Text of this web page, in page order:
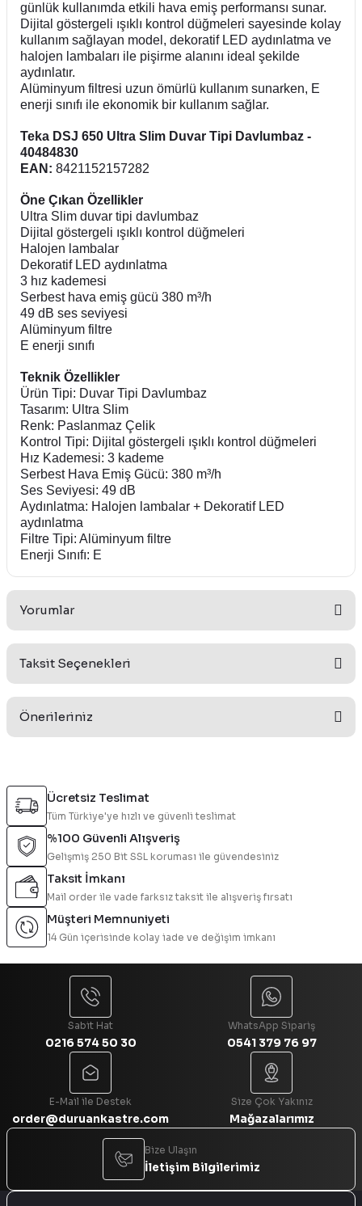
günlük kullanımda etkili hava emiş performansı sunar.
Dijital göstergeli ışıklı kontrol düğmeleri sayesinde kolay
kullanım sağlayan model, dekoratif LED aydınlatma ve
halojen lambaları ile pişirme alanını ideal şekilde
aydınlatır.
Alüminyum filtresi uzun ömürlü kullanım sunarken, E
enerji sınıfı ile ekonomik bir kullanım sağlar.
Teka DSJ 650 Ultra Slim Duvar Tipi Davlumbaz -
40484830
EAN: 8421152157282
Öne Çıkan Özellikler
Ultra Slim duvar tipi davlumbaz
Dijital göstergeli ışıklı kontrol düğmeleri
Halojen lambalar
Dekoratif LED aydınlatma
3 hız kademesi
Serbest hava emiş gücü 380 m³/h
49 dB ses seviyesi
Alüminyum filtre
E enerji sınıfı
Teknik Özellikler
Ürün Tipi: Duvar Tipi Davlumbaz
Tasarım: Ultra Slim
Renk: Paslanmaz Çelik
Kontrol Tipi: Dijital göstergeli ışıklı kontrol düğmeleri
Hız Kademesi: 3 kademe
Serbest Hava Emiş Gücü: 380 m³/h
Ses Seviyesi: 49 dB
Aydınlatma: Halojen lambalar + Dekoratif LED
aydınlatma
Filtre Tipi: Alüminyum filtre
Enerji Sınıfı: E
Yorumlar
Yorum Yaz
Taksit Seçenekleri
Önerileriniz
konularda yetersiz gördüğünüz noktaları öneri formunu
kullanarak tarafımıza iletebilirsiniz.
Görüş ve önerileriniz için teşekkür ederiz.
Ürün resmi kalitesiz, bozuk veya görüntülenemiyor.
Ürün açıklamasında eksik bilgiler bulunuyor.
Ürün bilgilerinde hatalar bulunuyor.
Ürün fiyatı diğer sitelerden daha pahalı.
Ücretsiz Teslimat
Tüm Türkiye'ye hızlı ve güvenli teslimat
%100 Güvenli Alışveriş
Gelişmiş 250 Bit SSL koruması ile güvendesiniz
Taksit İmkanı
Mail order ile vade farksız taksit ile alışveriş fırsatı
Müşteri Memnuniyeti
14 Gün içerisinde kolay iade ve değişim imkanı
Sabit Hat
0216 574 50 30
WhatsApp Sipariş
0541 379 76 97
E-Mail ile Destek
order@duruankastre.com
Size Çok Yakınız
Mağazalarımız
Bize Ulaşın
İletişim Bilgilerimiz